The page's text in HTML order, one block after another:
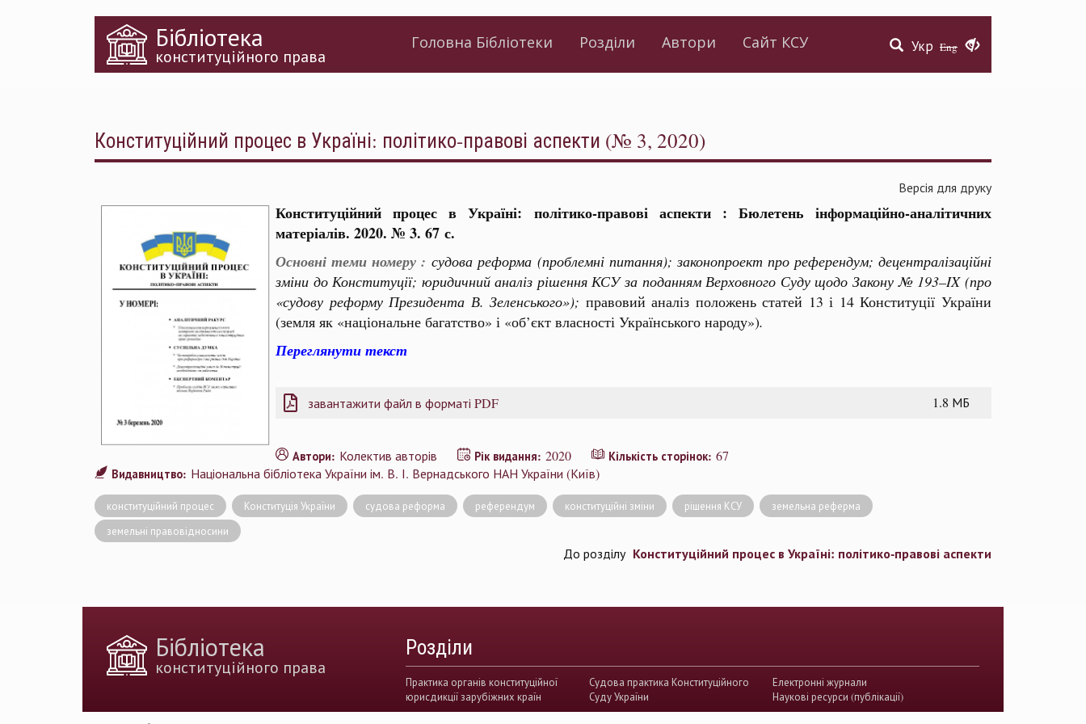
Укр Eng
Бібліотека
конституційного права
Головна Бібліотеки Розділи Автори Сайт КСУ
Конституційний процес в Україні: політико-правові аспекти (№ 3, 2020)
Версія для друку
Конституційний процес в Україні: політико-правові аспекти : Бюлетень інформаційно-аналітичних
матеріалів. 2020. № 3. 67 с.
Основні теми номеру : судова реформа (проблемні питання); законопроект про референдум; децентралізаційні
зміни до Конституції; юридичний аналіз рішення КСУ за поданням Верховного Суду щодо Закону № 193–IX (про
«судову реформу Президента В. Зеленського»); правовий аналіз положень статей 13 і 14 Конституції України
(земля як «національне багатство» і «об’єкт власності Українського народу»).
Переглянути текст
завантажити файл в форматі PDF 1.8 МБ
Автори: Колектив авторів Рік видання: 2020 Кількість сторінок: 67
Видавництво: Національна бібліотека України ім. В. І. Вернадського НАН України (Київ)
конституційний процес Конституція України судова реформа референдум конституційні зміни рішення КСУ
земельна реферма
земельні правовідносини
До розділу Конституційний процес в Україні: політико-правові аспекти
Бібліотека
конституційного права
Розділи
Практика органів конституційної
юрисдикції зарубіжних країн
Судова практика Конституційного
Суду України
Електронні журнали
Наукові ресурси (публікації)